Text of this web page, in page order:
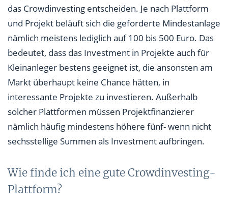
das Crowdinvesting entscheiden. Je nach Plattform
und Projekt beläuft sich die geforderte Mindestanlage
nämlich meistens lediglich auf 100 bis 500 Euro. Das
bedeutet, dass das Investment in Projekte auch für
Kleinanleger bestens geeignet ist, die ansonsten am
Markt überhaupt keine Chance hätten, in
interessante Projekte zu investieren. Außerhalb
solcher Plattformen müssen Projektfinanzierer
nämlich häufig mindestens höhere fünf- wenn nicht
sechsstellige Summen als Investment aufbringen.
Wie finde ich eine gute Crowdinvesting-
Plattform?